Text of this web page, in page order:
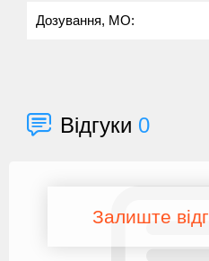
Дозування, МО:
Відгуки 0
Залиште